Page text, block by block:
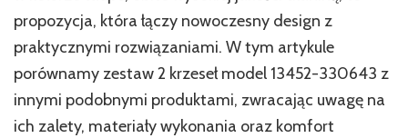
propozycja, która łączy nowoczesny design z
praktycznymi rozwiązaniami. W tym artykule
porównamy zestaw 2 krzeseł model 13452-330643 z
innymi podobnymi produktami, zwracając uwagę na
ich zalety, materiały wykonania oraz komfort